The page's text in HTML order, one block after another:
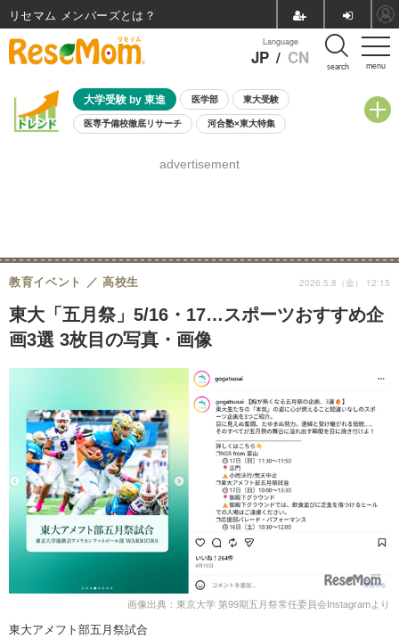
menu
Language
JP / CN search
大学受験 by 東進 医学部 東大受験
医専予備校徹底リサーチ 河合塾×東大特集
8月開催学校説明会・相談会
advertisement
東大「五月祭」5/16・17…スポーツおすすめ企
画3選 3枚目の写真・画像
教育イベント 高校生 2026.5.8（金） 12:15
画像出典：東京大学 第99期五月祭常任委員会Instagramより
東大アメフト部五月祭試合
リセマム メンバーズ